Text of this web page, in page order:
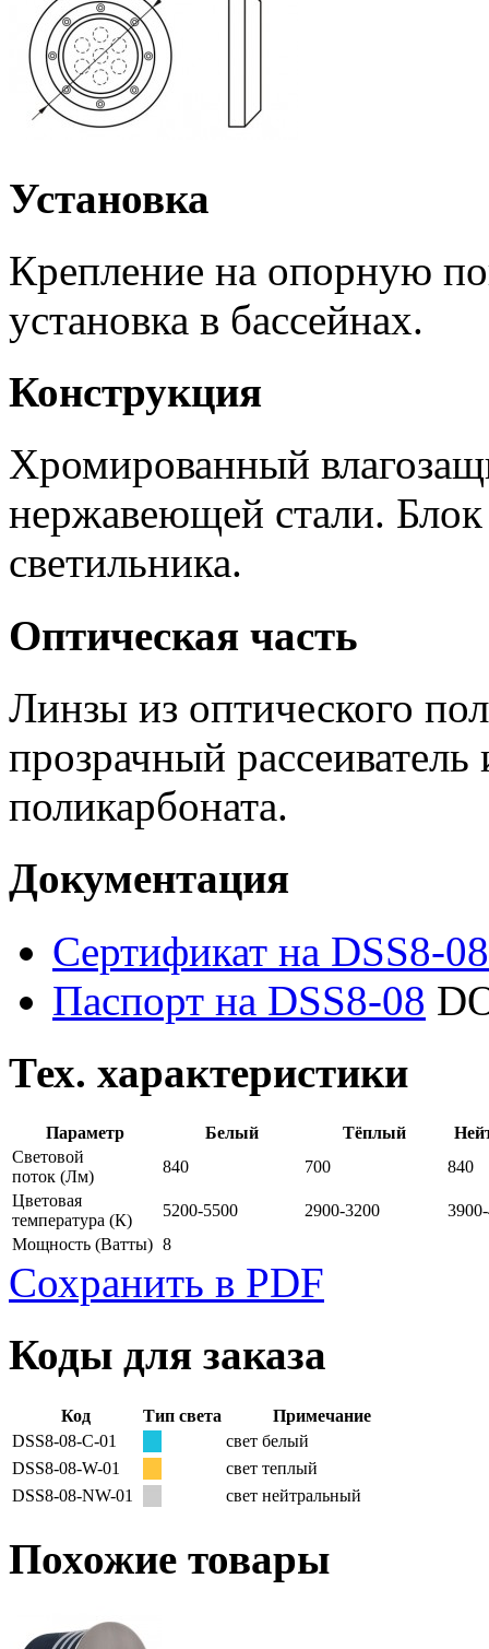
Установка
Крепление на опорную
установка в бассейнах.
Конструкция
Хромированный
нержавеющей стали. Блок
светильника.
Оптическая часть
Линзы из оптического
прозрачный
поликарбоната.
Документация
Сертификат на DSS8-08
Паспорт на DSS8-08
Тех. характеристики
Параметр Белый Тёплый
Световой
поток (Лм)
840 700
840
Цветовая
температура (К)
5200-5500 2900-3200
Мощность (Ватты) 8
Сохранить в PDF
Коды для заказа
Код Тип света
Примечание
DSS8-08-C-01
свет белый
DSS8-08-W-01
свет теплый
DSS8-08-NW-01
свет нейтральный
Похожие товары